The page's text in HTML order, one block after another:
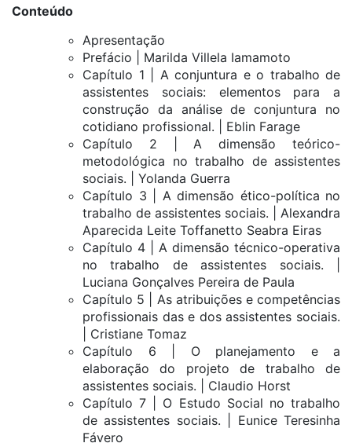
Conteúdo
Apresentação
Prefácio | Marilda Villela Iamamoto
Capítulo 1 | A conjuntura e o trabalho de
assistentes sociais: elementos para a
construção da análise de conjuntura no
cotidiano profissional. | Eblin Farage
Capítulo 2 | A dimensão teórico-
metodológica no trabalho de assistentes
sociais. | Yolanda Guerra
Capítulo 3 | A dimensão ético-política no
trabalho de assistentes sociais. | Alexandra
Aparecida Leite Toffanetto Seabra Eiras
Capítulo 4 | A dimensão técnico-operativa
no trabalho de assistentes sociais. |
Luciana Gonçalves Pereira de Paula
Capítulo 5 | As atribuições e competências
profissionais das e dos assistentes sociais.
| Cristiane Tomaz
Capítulo 6 | O planejamento e a
elaboração do projeto de trabalho de
assistentes sociais. | Claudio Horst
Capítulo 7 | O Estudo Social no trabalho
de assistentes sociais. | Eunice Teresinha
Fávero